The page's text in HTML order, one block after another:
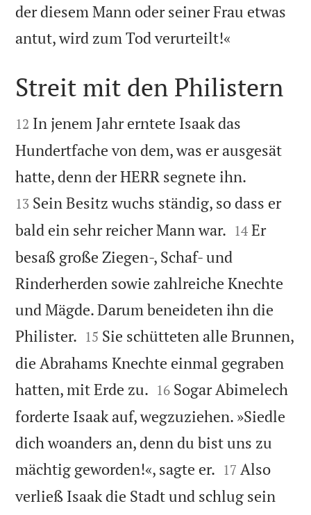
der diesem Mann oder seiner Frau etwas
antut, wird zum Tod verurteilt!«

Streit mit den Philistern

12 In jenem Jahr erntete Isaak das
Hundertfache von dem, was er ausgesät
hatte, denn der HERR segnete ihn.
13 Sein Besitz wuchs ständig, so dass er
bald ein sehr reicher Mann war. 

14 Er
besaß große Ziegen-, Schaf- und
Rinderherden sowie zahlreiche Knechte
und Mägde. Darum beneideten ihn die
Philister. 

15 Sie schütteten alle Brunnen,
die Abrahams Knechte einmal gegraben
hatten, mit Erde zu. 

16 Sogar Abimelech
forderte Isaak auf, wegzuziehen. »Siedle
dich woanders an, denn du bist uns zu
mächtig geworden!«, sagte er. 

17 Also
verließ Isaak die Stadt und schlug sein